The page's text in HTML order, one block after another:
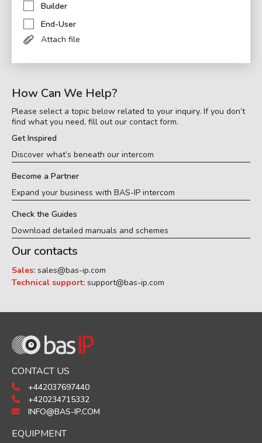
Builder
End-User
Attach file
How Can We Help?
Please select a topic below related to your inquiry. If you don’t
find what you need, fill out our contact form.
Get Inspired
Discover what’s beneath our intercom
Become a Partner
Expand your business with BAS-IP intercom
Check the Guides
Download detailed manuals and schemes
Our contacts
Sales: sales@bas-ip.com
Technical support: support@bas-ip.com
CONTACT US
+442037697440
+420234715332
INFO@BAS-IP.COM
EQUIPMENT